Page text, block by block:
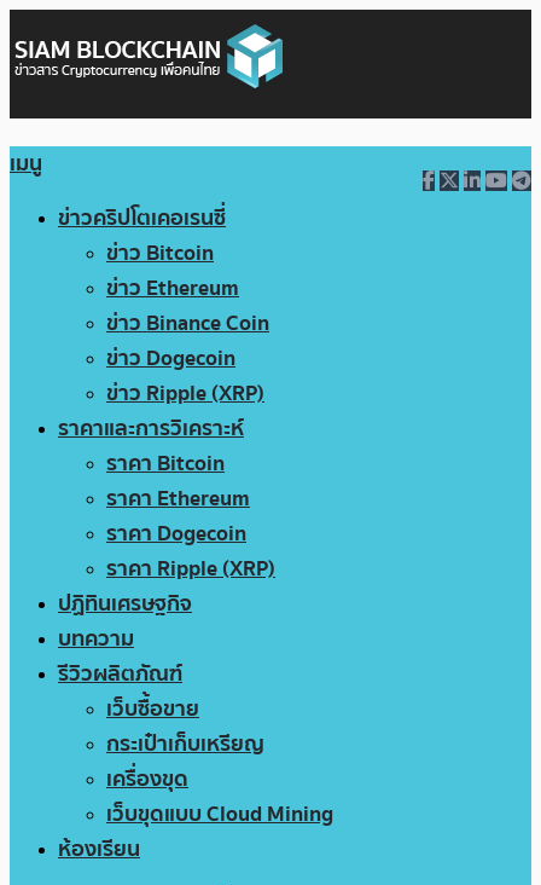
เมนู
ข่าวคริปโตเคอเรนซี่
ข่าว Bitcoin
ข่าว Ethereum
ข่าว Binance Coin
ข่าว Dogecoin
ข่าว Ripple (XRP)
ราคาและการวิเคราะห์
ราคา Bitcoin
ราคา Ethereum
ราคา Dogecoin
ราคา Ripple (XRP)
ปฏิทินเศรษฐกิจ
บทความ
รีวิวผลิตภัณฑ์
เว็บซื้อขาย
กระเป๋าเก็บเหรียญ
เครื่องขุด
เว็บขุดแบบ Cloud Mining
ห้องเรียน